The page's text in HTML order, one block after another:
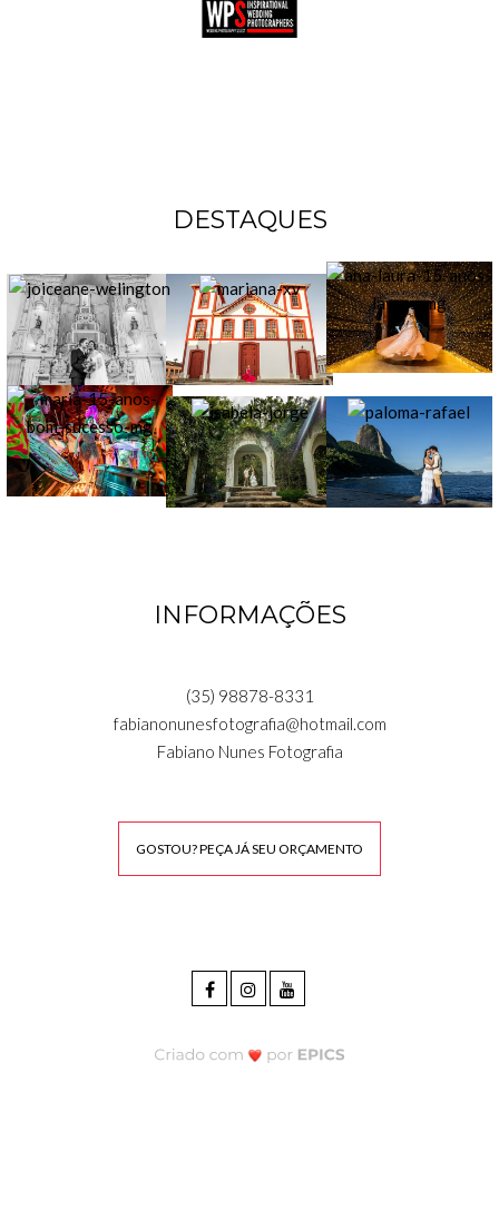
DESTAQUES
INFORMAÇÕES
(35) 98878-8331
fabianonunesfotografia@hotmail.com
Fabiano Nunes Fotografia
GOSTOU? PEÇA JÁ SEU ORÇAMENTO